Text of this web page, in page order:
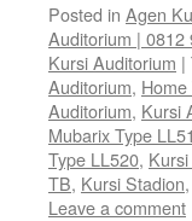
Posted in Agen
Auditorium | 0812
Kursi Auditorium |
Auditorium,
Auditorium, Kursi
Mubarix Type
Type LL520,
TB, Kursi Stadion,
Leave a comment